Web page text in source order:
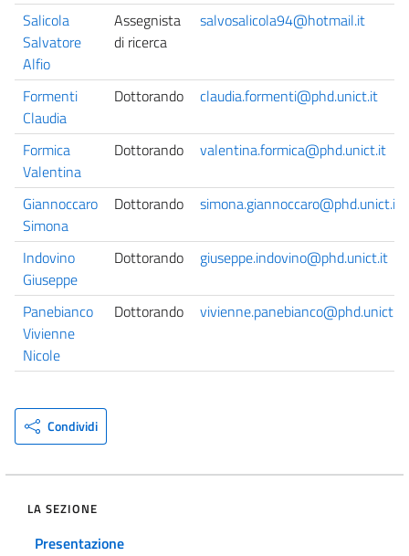
Salicola
Salvatore
Alfio
Assegnista
di ricerca
salvosalicola94@hotmail.it
Formenti
Claudia
Dottorando claudia.formenti@phd.unict.it
Formica
Valentina
Dottorando valentina.formica@phd.unict.it
Giannoccaro
Simona
Dottorando simona.giannoccaro@phd.unict.it
Indovino
Giuseppe
Dottorando giuseppe.indovino@phd.unict.it
Panebianco
Vivienne
Nicole
Dottorando vivienne.panebianco@phd.unict.it
Condividi
LA SEZIONE
Presentazione